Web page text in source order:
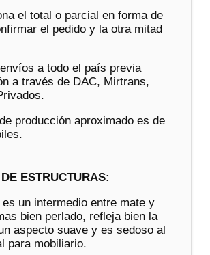
el total o parcial en forma de
el pedido y la otra mitad
a todo el país previa
a través de DAC, Mirtrans,
producción aproximado es de
ESTRUCTURAS:
es un intermedio entre mate y
bien perlado, refleja bien la
aspecto suave y es sedoso al
para mobiliario.